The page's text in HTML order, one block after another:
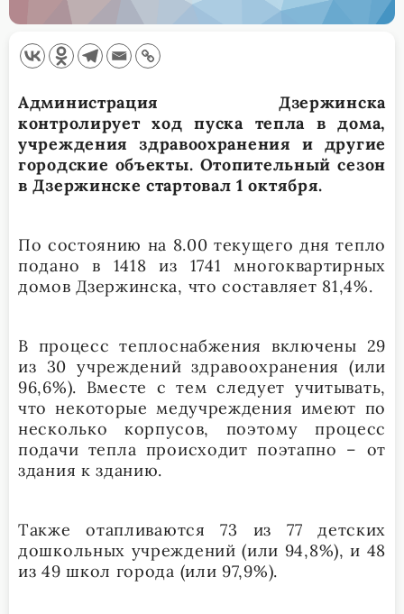
Администрация Дзержинска
контролирует ход пуска тепла в дома,
учреждения здравоохранения и другие
городские объекты. Отопительный сезон
в Дзержинске стартовал 1 октября.
По состоянию на 8.00 текущего дня тепло
подано в 1418 из 1741 многоквартирных
домов Дзержинска, что составляет 81,4%.
В процесс теплоснабжения включены 29
из 30 учреждений здравоохранения (или
96,6%). Вместе с тем следует учитывать,
что некоторые медучреждения имеют по
несколько корпусов, поэтому процесс
подачи тепла происходит поэтапно – от
здания к зданию.
Также отапливаются 73 из 77 детских
дошкольных учреждений (или 94,8%), и 48
из 49 школ города (или 97,9%).